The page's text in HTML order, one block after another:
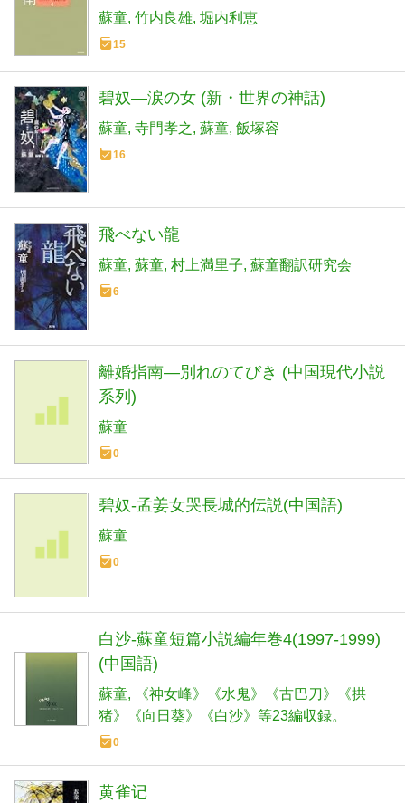
蘇童 竹内良雄 堀内利恵
15
碧奴―涙の女 (新・世界の神話)
蘇童 寺門孝之 蘇童 飯塚容
16
飛べない龍
蘇童 蘇童 村上満里子 蘇童翻訳研究会
6
離婚指南―別れのてびき (中国現代小説
系列)
蘇童
0
碧奴-孟姜女哭長城的伝説(中国語)
蘇童
0
白沙-蘇童短篇小説編年巻4(1997-1999)
(中国語)
蘇童
《神女峰》《水鬼》《古巴刀》《拱
猪》《向日葵》《白沙》等23編収録。
0
黄雀记